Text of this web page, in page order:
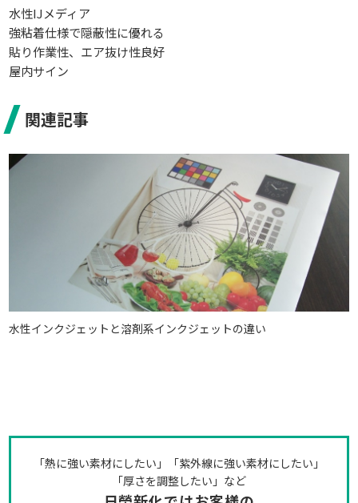
水性IJメディア
強粘着仕様で隠蔽性に優れる
貼り作業性、エア抜け性良好
屋内サイン
関連記事
水性インクジェットと溶剤系インクジェットの違い
「熱に強い素材にしたい」「紫外線に強い素材にしたい」
「厚さを調整したい」など